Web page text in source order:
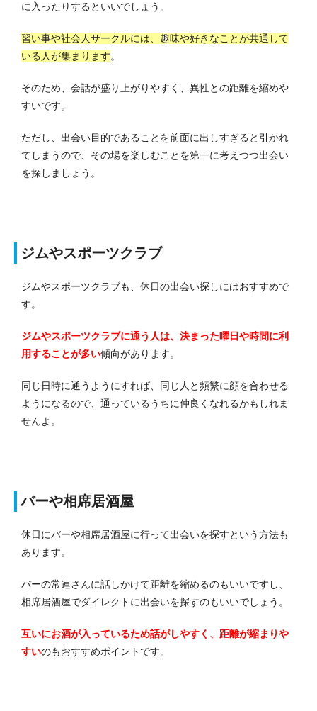
に入ったりするといいでしょう。
習い事や社会人サークルには、趣味や好きなことが共通して
いる人が集まります。
そのため、会話が盛り上がりやすく、異性との距離を縮めや
すいです。
ただし、出会い目的であることを前面に出しすぎると引かれ
てしまうので、その場を楽しむことを第一に考えつつ出会い
を探しましょう。
ジムやスポーツクラブ
ジムやスポーツクラブも、休日の出会い探しにはおすすめで
す。
ジムやスポーツクラブに通う人は、決まった曜日や時間に利
用することが多い傾向があります。
同じ日時に通うようにすれば、同じ人と頻繁に顔を合わせる
ようになるので、通っているうちに仲良くなれるかもしれま
せんよ。
バーや相席居酒屋
休日にバーや相席居酒屋に行って出会いを探すという方法も
あります。
バーの常連さんに話しかけて距離を縮めるのもいいですし、
相席居酒屋でダイレクトに出会いを探すのもいいでしょう。
互いにお酒が入っているため話がしやすく、距離が縮まりや
すいのもおすすめポイントです。